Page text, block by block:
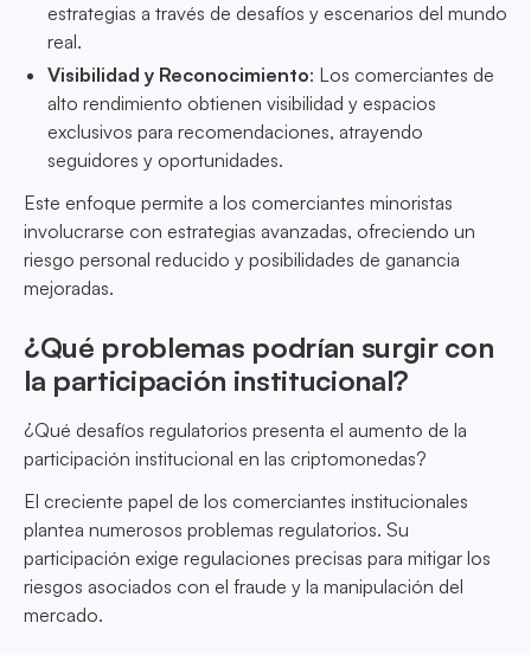
estrategias a través de desafíos y escenarios del mundo
real.
Visibilidad y Reconocimiento: Los comerciantes de
alto rendimiento obtienen visibilidad y espacios
exclusivos para recomendaciones, atrayendo
seguidores y oportunidades.
Este enfoque permite a los comerciantes minoristas
involucrarse con estrategias avanzadas, ofreciendo un
riesgo personal reducido y posibilidades de ganancia
mejoradas.
¿Qué problemas podrían surgir con
la participación institucional?
¿Qué desafíos regulatorios presenta el aumento de la
participación institucional en las criptomonedas?
El creciente papel de los comerciantes institucionales
plantea numerosos problemas regulatorios. Su
participación exige regulaciones precisas para mitigar los
riesgos asociados con el fraude y la manipulación del
mercado.